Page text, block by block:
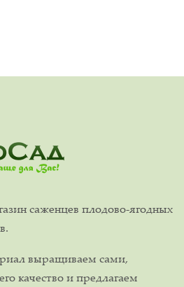
саженцев плодово-ягодных
выращиваем сами,
качество и предлагаем